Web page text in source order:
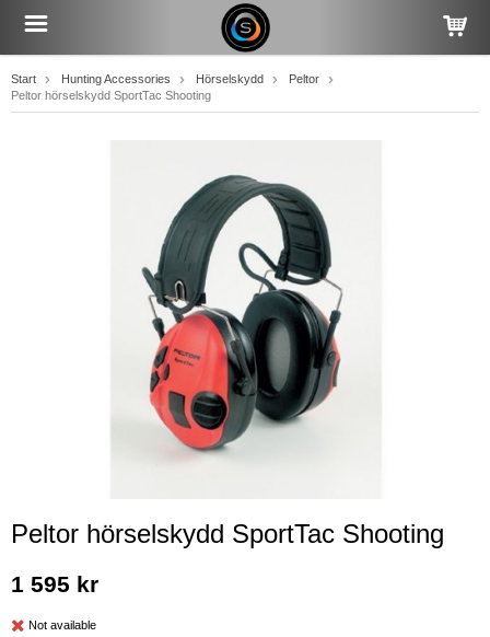
Start Hunting Accessories Hörselskydd
Peltor
Peltor hörselskydd SportTac Shooting
Peltor hörselskydd SportTac Shooting
1 595 kr
Not available